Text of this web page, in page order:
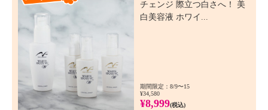
チェンジ 際立つ白さへ！ 美
白美容液 ホワイ...
期間限定：8/9〜15
¥34,580
¥8,999(税込)